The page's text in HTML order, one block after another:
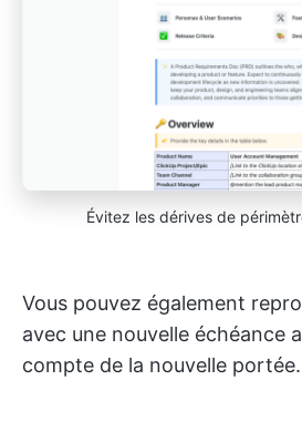
Évitez les dérives de
Vous pouvez également
avec une nouvelle échéance
compte de la nouvelle portée.